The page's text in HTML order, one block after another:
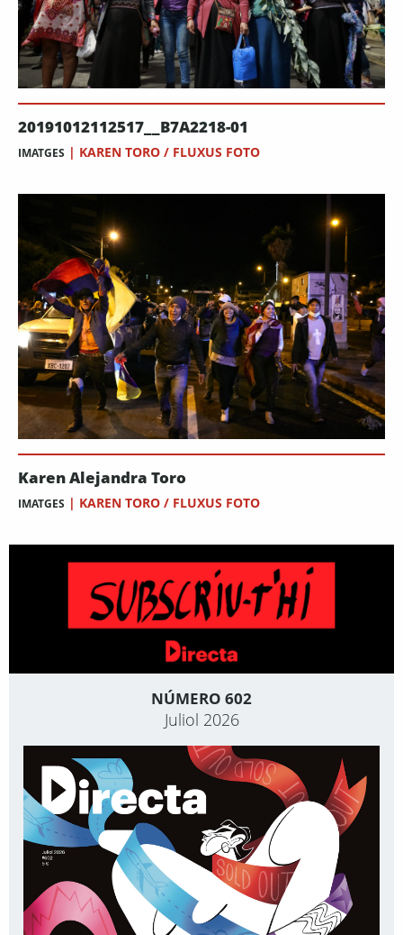
20191012112517__B7A2218-01
IMATGES | KAREN TORO / FLUXUS FOTO
Karen Alejandra Toro
IMATGES | KAREN TORO / FLUXUS FOTO
NÚMERO 602
Juliol 2026